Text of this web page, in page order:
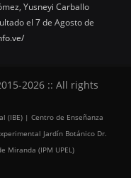
Yusneyi Carballo
el 7 de Agosto de
2026 :: All rights
(IBE) | Centro de Enseñanza
Jardín Botánico Dr.
Miranda (IPM UPEL)